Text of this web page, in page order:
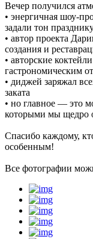
Вечер получился
• энергичная шоу-
задали тон
• автор проекта
создания и
• авторские
гастрономическим
• диджей заряжал
заката
• но главное — это
которыми мы щедро
Спасибо каждому,
особенным!
Все фотографии